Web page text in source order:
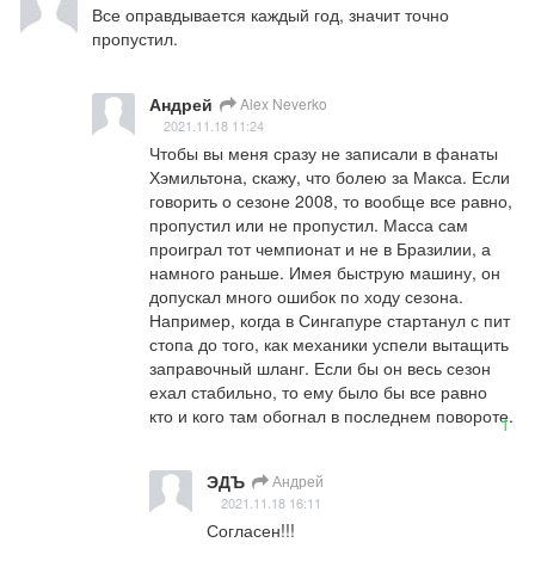
Все оправдывается каждый год, значит точно
пропустил.
Андрей Alex Neverko
2021.11.18 11:24
Чтобы вы меня сразу не записали в фанаты
Хэмильтона, скажу, что болею за Макса. Если
говорить о сезоне 2008, то вообще все равно,
пропустил или не пропустил. Масса сам
проиграл тот чемпионат и не в Бразилии, а
намного раньше. Имея быструю машину, он
допускал много ошибок по ходу сезона.
Например, когда в Сингапуре стартанул с пит
стопа до того, как механики успели вытащить
заправочный шланг. Если бы он весь сезон
ехал стабильно, то ему было бы все равно
кто и кого там обогнал в последнем повороте.
1
ЭДЪ Андрей
2021.11.18 16:11
Согласен!!!